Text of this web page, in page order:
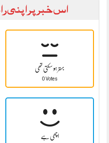
اس خبر پر اپنی
بہتر ہو سکتی تھی
0 Votes
اچھی ہے